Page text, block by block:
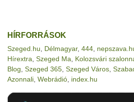
HÍRFORRÁSOK
Szeged.hu Délmagyar, 444
Hírextra Szeged Ma Kolozsvári
Blog Szeged 365 Szeged Város
Azonnali Webrádió index.hu